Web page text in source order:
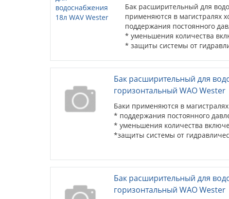
Бак расширительный для
применяются в магистралях
поддержания постоянного
* уменьшения количества
* защиты системы от
Бак расширительный для
горизонтальный WAO Wester
Баки применяются в
* поддержания постоянного
* уменьшения количества
*защиты системы от
Бак расширительный для
горизонтальный WAO Wester